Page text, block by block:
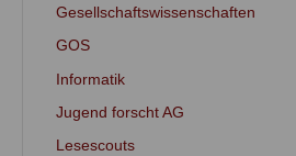
Gesellschaftswissenschaften
GOS
Informatik
Jugend forscht AG
Lesescouts